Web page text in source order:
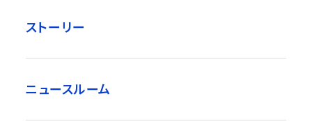
ストーリー
ニュースルーム